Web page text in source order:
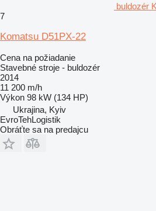
buldozér
7
Komatsu D51PX-22
Cena na požiadanie
Stavebné stroje - buldozér
2014
11 200 m/h
Výkon 98 kW (134 HP)
Ukrajina, Kyiv
EvroTehLogistik
Obráťte sa na predajcu